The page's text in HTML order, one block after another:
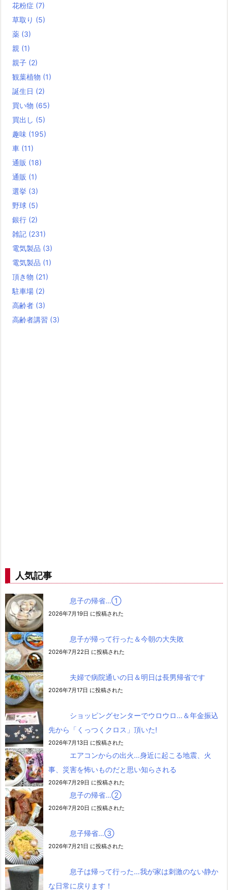
花粉症 (7)
草取り (5)
薬 (3)
親 (1)
親子 (2)
観葉植物 (1)
誕生日 (2)
買い物 (65)
買出し (5)
趣味 (195)
車 (11)
通販 (18)
通販 (1)
選挙 (3)
野球 (5)
銀行 (2)
雑記 (231)
電気製品 (3)
電気製品 (1)
頂き物 (21)
駐車場 (2)
高齢者 (3)
高齢者講習 (3)
人気記事
息子の帰省…➀
2026年7月19日 に投稿された
息子が帰って行った＆今朝の大失敗
2026年7月22日 に投稿された
夫婦で病院通いの日＆明日は長男帰省です
2026年7月17日 に投稿された
ショッピングセンターでウロウロ…＆年金振込
先から「くっつくクロス」頂いた!
2026年7月13日 に投稿された
エアコンからの出火…身近に起こる地震、火
事、災害を怖いものだと思い知らされる
2026年7月29日 に投稿された
息子の帰省…②
2026年7月20日 に投稿された
息子帰省…③
2026年7月21日 に投稿された
息子は帰って行った…我が家は刺激のない静か
な日常に戻ります！